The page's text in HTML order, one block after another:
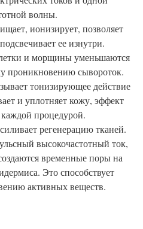
волны.
ионизирует, позволяет
ее изнутри.
и морщины уменьшаются
проникновению сывороток.
тонизирующее действие
и уплотняет кожу, эффект
каждой процедурой.
регенерацию тканей.
высокочастотный ток,
временные поры на
Это способствует
активных веществ.